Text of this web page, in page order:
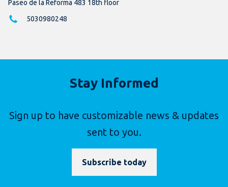
Paseo de la Reforma 483 18th floor
5030980248
Stay Informed
Sign up to have customizable news & updates
sent to you.
Subscribe today